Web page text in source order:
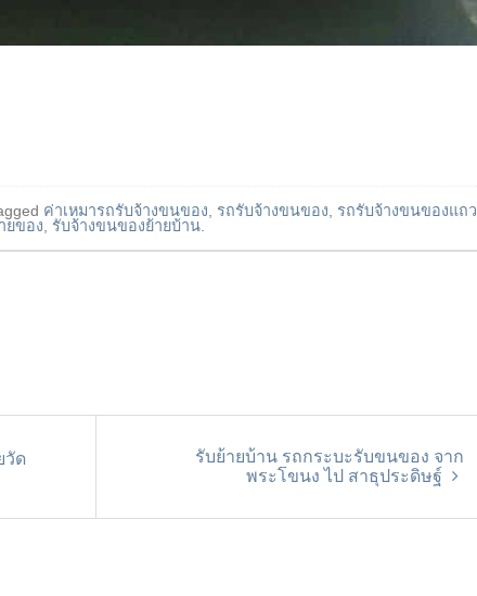
ค่าเหมารถรับจ้างขนของ รถรับจ้างขนของ
รถรับจ้างขนของแถว
ยของ
รับจ้างขนของย้ายบ้าน
วัด
รับย้ายบ้าน รถกระบะรับขนของ จาก
พระโขนง ไป สาธุประดิษฐ์